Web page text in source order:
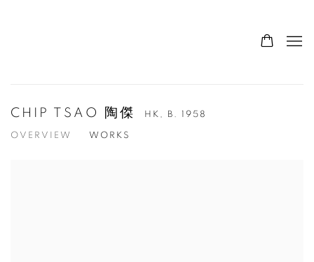
CHIP TSAO 陶傑 HK, B. 1958
OVERVIEW WORKS